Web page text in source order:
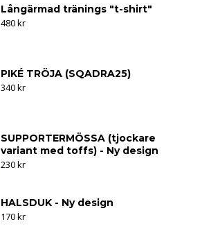
Långärmad tränings "t-shirt"
480kr
PIKÉ TRÖJA (SQADRA25)
340kr
SUPPORTERMÖSSA (tjockare
variant med toffs) - Ny design
230kr
HALSDUK - Ny design
170kr